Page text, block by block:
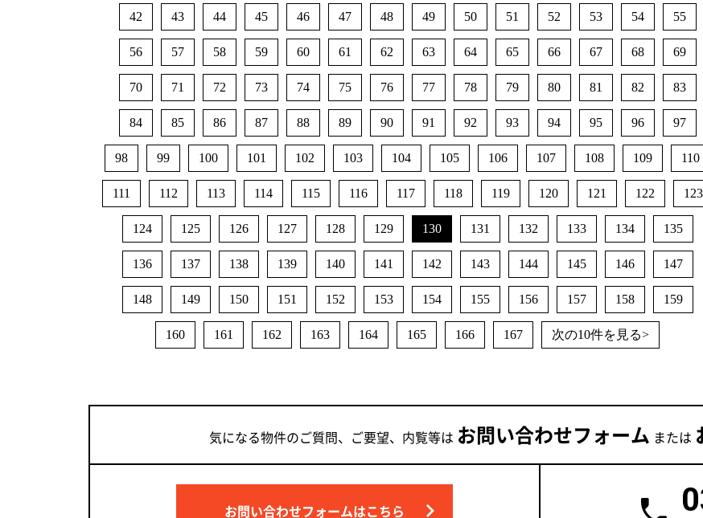
42 43 44 45 46 47 48 49 50 51 52 53 54 55
56 57 58 59 60 61 62 63 64 65 66 67 68 69
70 71 72 73 74 75 76 77 78 79 80 81 82 83
84 85 86 87 88 89 90 91 92 93 94 95 96 97
98 99 100 101 102 103 104 105 106 107 108 109 110
111 112 113 114 115 116 117 118 119 120 121 122 123
124 125 126 127 128 129 130 131 132 133 134 135
136 137 138 139 140 141 142 143 144 145 146 147
148 149 150 151 152 153 154 155 156 157 158 159
160 161 162 163 164 165 166 167 次の10件を見る>
気になる物件のご質問、ご要望、内覧等は お問い合わせフォーム または
お問い合わせフォームはこちら